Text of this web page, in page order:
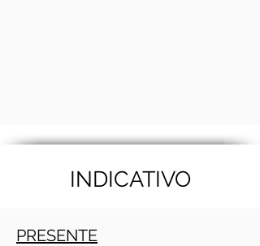
INDICATIVO
PRESENTE